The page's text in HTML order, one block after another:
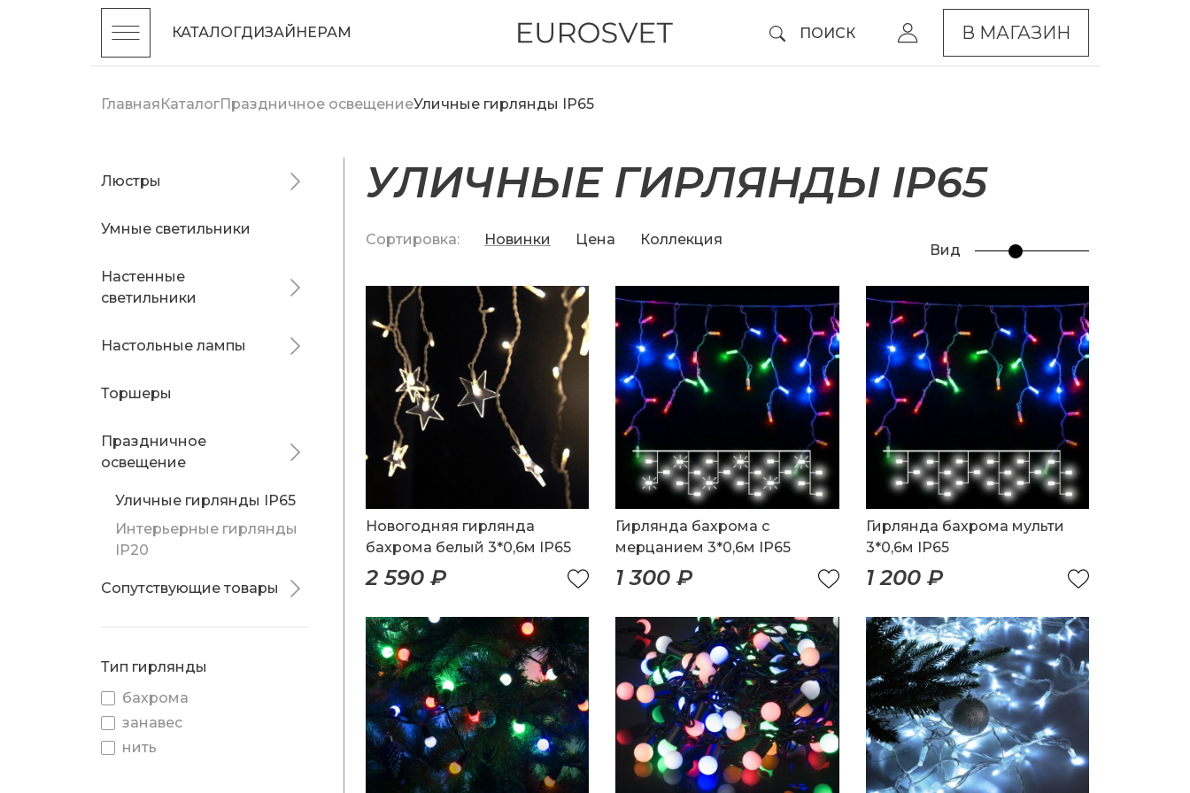
КАТАЛОГДИЗАЙНЕРАМ ПОИСК В МАГАЗИН
ГлавнаяКаталогПраздничное освещениеУличные гирлянды IP65
Люстры
Умные светильники
Настенные
светильники
Настольные лампы
Торшеры
Праздничное
освещение
Уличные гирлянды IP65
Интерьерные гирлянды
IP20
Сопутствующие товары
Тип гирлянды
бахрома
занавес
нить
УЛИЧНЫЕ ГИРЛЯНДЫ IP65
Сортировка: Новинки Цена Коллекция
Вид
Новогодняя гирлянда
бахрома белый 3*0,6м IP65
2 590 ₽
Гирлянда бахрома с
мерцанием 3*0,6м IP65
1 300 ₽
Гирлянда бахрома мульти
3*0,6м IP65
1 200 ₽